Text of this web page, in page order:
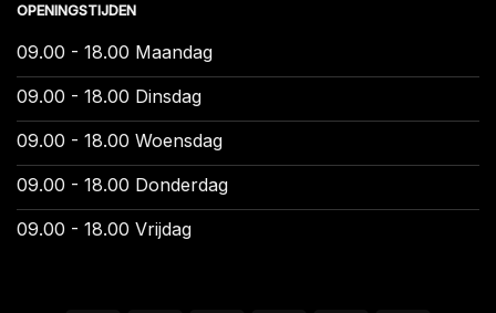
OPENINGSTIJDEN
09.00 - 18.00 Maandag
09.00 - 18.00 Dinsdag
09.00 - 18.00 Woensdag
09.00 - 18.00 Donderdag
09.00 - 18.00 Vrijdag